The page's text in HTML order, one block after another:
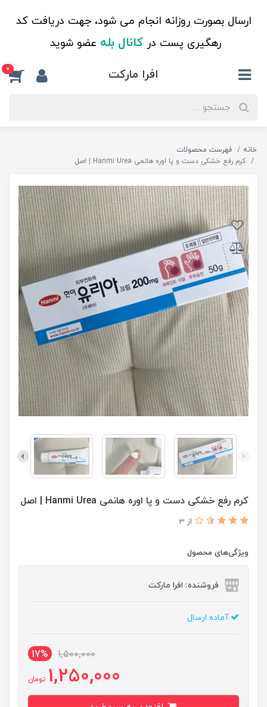
ارسال بصورت روزانه انجام می شود، جهت دریافت کد
رهگیری پست درکانال بله عضو شوید
افرا مارکت 0
خانه
فهرست محصولات
کرم رفع خشکی دست و پا اوره هانمی Hanmi Urea | اصل
کرم رفع خشکی دست و پا اوره هانمی Hanmi Urea | اصل
از 3
ویژگی‌های محصول
فروشنده: افرا مارکت
آماده ارسال
1,500,000
17%
1,250,000 تومان